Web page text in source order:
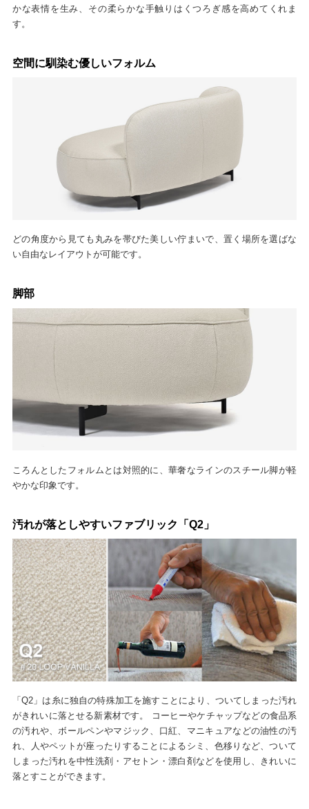
かな表情を生み、その柔らかな手触りはくつろぎ感を高めてくれま
す。
空間に馴染む優しいフォルム
どの角度から見ても丸みを帯びた美しい佇まいで、置く場所を選ばな
い自由なレイアウトが可能です。
脚部
ころんとしたフォルムとは対照的に、華奢なラインのスチール脚が軽
やかな印象です。
汚れが落としやすいファブリック「Q2」
「Q2」は糸に独自の特殊加工を施すことにより、ついてしまった汚れ
がきれいに落とせる新素材です。 コーヒーやケチャップなどの食品系
の汚れや、ボールペンやマジック、口紅、マニキュアなどの油性の汚
れ、人やペットが座ったりすることによるシミ、色移りなど、ついて
しまった汚れを中性洗剤・アセトン・漂白剤などを使用し、きれいに
落とすことができます。